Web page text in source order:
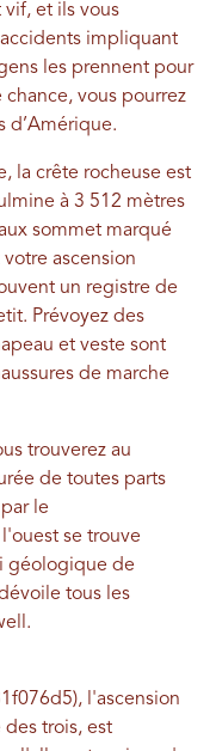
vif, et ils vous
impliquant
les prennent pour
vous pourrez
d’Amérique.
la crête rocheuse est
à 3 512 mètres
sommet marqué
ascension
un registre de
Prévoyez des
et veste sont
de marche
trouverez au
de toutes parts
le
se trouve
géologique de
tous les
l'ascension
trois, est